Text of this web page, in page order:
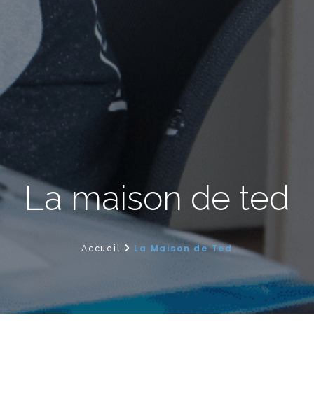
la maison de ted
Accueil La Maison de Ted